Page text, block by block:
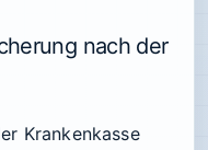
nach der
Krankenkasse